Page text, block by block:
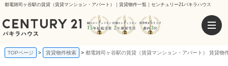
都電雑司ヶ谷駅の賃貸（賃貸マンション・アパート）｜賃貸物件一覧｜センチュリー21パキラハウス
TOPページ 賃貸物件検索 都電雑司ヶ谷駅の賃貸（賃貸マンション・アパート） 賃貸物